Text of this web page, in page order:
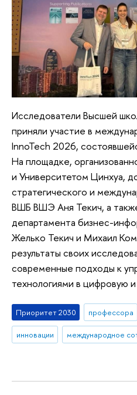
Исследователи Высшей
приняли участие в
InnoTech 2026,
На площадке,
и Университетом Цинхуа,
стратегического и
ВШБ ВШЭ Аня Текич, а
департамента бизнес-
Желько Текич и Михаил
результаты своих
современные подходы к
технологиями в цифровую
Приоритет 2030 профессора
инновации международное